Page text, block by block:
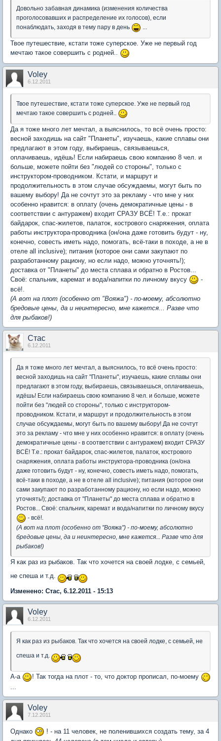
Довольно забавная динамика (изменения количества
проголосовавших и распределение их голосов), если
понаблюдать, заходя в тему пару в день
...
Твое путешествие, кстати тоже суперское. Уже не первый год
мечтаю такое совершить с родней..
Voley
6.12.2011
Твое путешествие, кстати тоже суперское. Уже не первый год
мечтаю такое совершить с родней..
Да я тоже много лет мечтал, а выяснилось, то всё очень просто:
весной заходишь на сайт "Планеты", изучаешь, какие сплавы они
предлагают в этом году, выбираешь, связываешься,
оплачиваешь, идёшь! Если набираешь свою компанию 8 чел. и
больше, можете пойти без "людей со стороны", только с
инструктором-проводником. Кстати, и маршрут и
продолжительность в этом случае обсуждаемы, могут быть по
вашему выбору! Да не сочтут это за рекламу - что мне у них
особенно нравится: в оплату (очень демократичные цены - в
соответствии с антуражем) входит СРАЗУ ВСЁ! Т.е.: прокат
байдарок, спас-жилетов, палаток, кострового снаряжения, оплата
работы инструктора-проводника (он/она даже готовить будут - ну,
конечно, совесть иметь надо, помогать, всё-таки в походе, а не в
отеле all inclusive); питания (которое они сами закупают по
разработанному рациону, но если надо, можно уточнять!);
доставка от "Планеты" до места сплава и обратно в Ростов...
Своё: спальник, каремат и вода/напитки по личному вкусу
-
всё!.
(А вот на плот (особенно от "Вояжа") - по-моему, абсолютно
бредовые цены, да и неинтересно, мне кажется... Разве что
для рыбаков!)
Стас
6.12.2011
Да я тоже много лет мечтал, а выяснилось, то всё очень просто:
весной заходишь на сайт "Планеты", изучаешь, какие сплавы они
предлагают в этом году, выбираешь, связываешься, оплачиваешь,
идёшь! Если набираешь свою компанию 8 чел. и больше, можете
пойти без "людей со стороны", только с инструктором-
проводником. Кстати, и маршрут и продолжительность в этом
случае обсуждаемы, могут быть по вашему выбору! Да не сочтут
это за рекламу - что мне у них особенно нравится: в оплату (очень
демократичные цены - в соответствии с антуражем) входит СРАЗУ
ВСЁ! Т.е.: прокат байдарок, спас-жилетов, палаток, кострового
снаряжения, оплата работы инструктора-проводника (он/она
даже готовить будут - ну, конечно, совесть иметь надо, помогать,
всё-таки в походе, а не в отеле all inclusive); питания (которое они
сами закупают по разработанному рациону, но если надо, можно
уточнять!); доставка от "Планеты" до места сплава и обратно в
Ростов... Своё: спальник, каремат и вода/напитки по личному вкусу
- всё!.
(А вот на плот (особенно от "Вояжа") - по-моему, абсолютно
бредовые цены, да и неинтересно, мне кажется... Разве что для
рыбаков!)
Я как раз из рыбаков. Так что хочется на своей лодке, с семьей,
не спеша и т.д.
Изменено: Стас, 6.12.2011 - 15:13
Voley
6.12.2011
Я как раз из рыбаков. Так что хочется на своей лодке, с семьей, не
спеша и т.д.
А-а
! Так тогда на плот - то, что доктор прописал, по-моему
Voley
7.12.2011
Однако
! - на 11 человек, не поленившихся создать тему, за 4